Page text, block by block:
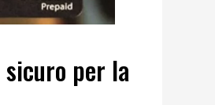
sicuro per la